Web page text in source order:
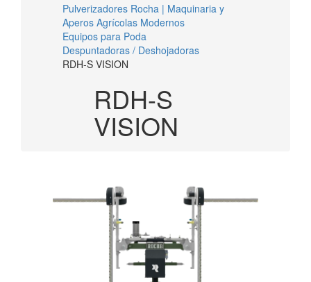
Pulverizadores Rocha | Maquinaria y
Aperos Agrícolas Modernos
Equipos para Poda
Despuntadoras / Deshojadoras
RDH-S VISION
RDH-S
VISION